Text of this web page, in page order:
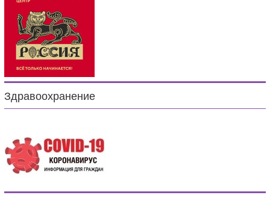
Здравоохранение